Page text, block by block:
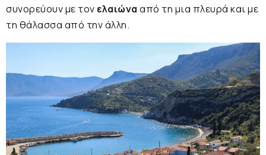
συνορεύουν με τον ελαιώνα από τη μια πλευρά και με
τη θάλασσα από την άλλη.